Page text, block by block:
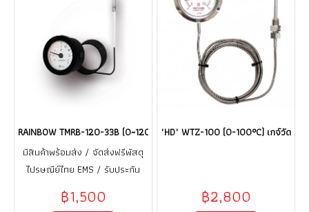
RAINBOW TMRB-120-33B (0~120°C) (สายยาว 1.5 เมตร) เกจ์วัดอุณหภูมิแ
มีสินค้าพร้อมส่ง / จัดส่งฟรีพัสดุ
ไปรษณีย์ไทย EMS / รับประกัน
ตามคู่มือ)
฿1,500
"HD" WTZ-100 (0-100°C) เกจ์วัดอุ
฿2,800